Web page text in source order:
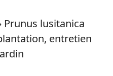
Prunus lusitanica
entretien